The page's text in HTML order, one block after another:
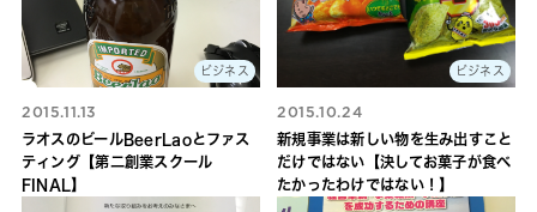
ビジネス
2015.11.13
ラオスのビールBeerLaoとファス
ティング【第二創業スクール
FINAL】
ビジネス
2015.10.24
新規事業は新しい物を生み出すこと
だけではない【決してお菓子が食べ
たかったわけではない！】